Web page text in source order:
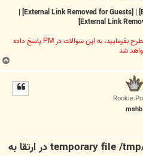
|
|
لطفا سوالات فني را فقط در خود انجمن مطرح بفرماييد، به اين سوالات در PM پاسخ داده
شد
ب
ا
Rookie
mshb
Re: پیغام temporary file /tmp/transfer_nC6vtX در ارتقا به